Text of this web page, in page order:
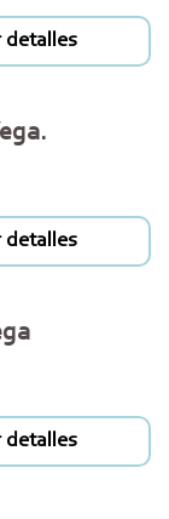
detalles
detalles
detalles